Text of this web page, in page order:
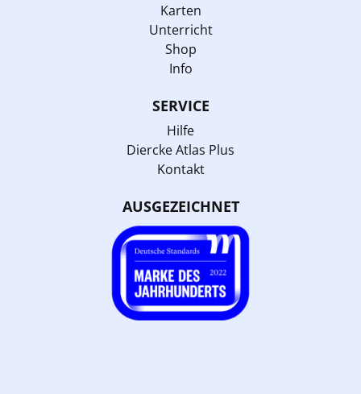
Karten
Unterricht
Shop
Info
SERVICE
Hilfe
Diercke Atlas Plus
Kontakt
AUSGEZEICHNET